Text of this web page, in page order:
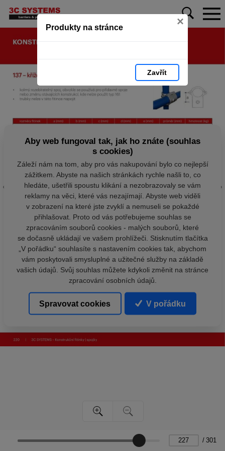
Produkty na stránce ×
Zavřít
/ 301
Aby web fungoval tak, jak ho znáte (souhlas
s cookies)
Záleží nám na tom, aby pro vás nakupování bylo co nejlepší
zážitkem. Abyste na našich stránkách rychle našli to, co
hledáte, ušetřili spoustu klikání a nezobrazovaly se vám
reklamy na věci, které vás nezajímají. Abyste web viděli
v zobrazení na které jste zvyklí a nemuseli se pokaždé
přihlašovat. Proto od vás potřebujeme souhlas se
zpracováním souborů cookies - malých souborů, které
se dočasně ukládají ve vašem prohlížeči. Stisknutím tlačítka
„V pořádku“ souhlasíte s nastavením cookies tak, abychom
vám poskytovali smysluplné a užitečné služby na základě
vašich údajů. Svůj souhlas můžete kdykoli změnit na stránce
zpracování osobních údajů.
Spravovat cookies V pořádku